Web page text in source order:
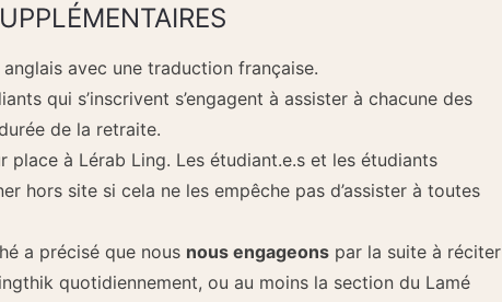
avec une traduction française.
qui s’inscrivent s’engagent à assister à chacune des
de la retraite.
place à Lérab Ling. Les étudiant.e.s et les étudiants
hors site si cela ne les empêche pas d’assister à toutes
a précisé que nous nous engageonspar la suite à réciter
quotidiennement, ou au moins la section du Lamé